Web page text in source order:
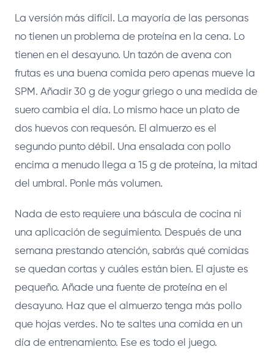
La versión más difícil. La mayoría de las personas
no tienen un problema de proteína en la cena. Lo
tienen en el desayuno. Un tazón de avena con
frutas es una buena comida pero apenas mueve la
SPM. Añadir 30 g de yogur griego o una medida de
suero cambia el día. Lo mismo hace un plato de
dos huevos con requesón. El almuerzo es el
segundo punto débil. Una ensalada con pollo
encima a menudo llega a 15 g de proteína, la mitad
del umbral. Ponle más volumen.
Nada de esto requiere una báscula de cocina ni
una aplicación de seguimiento. Después de una
semana prestando atención, sabrás qué comidas
se quedan cortas y cuáles están bien. El ajuste es
pequeño. Añade una fuente de proteína en el
desayuno. Haz que el almuerzo tenga más pollo
que hojas verdes. No te saltes una comida en un
día de entrenamiento. Ese es todo el juego.